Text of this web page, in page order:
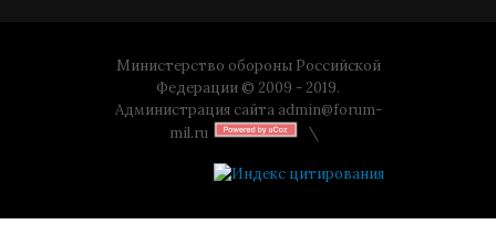
Министерство обороны Российской
Федерации © 2009 - 2019.
Администрация сайта admin@forum-
mil.ru